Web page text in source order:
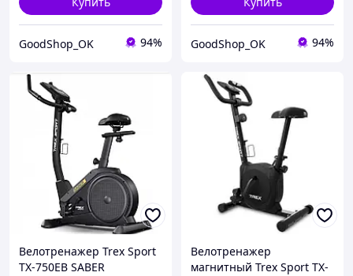
GoodShop_OK 94% GoodShop_OK 94%
Велотренажер Trex Sport
TX-750EB SABER
Велотренажер
магнитный Trex Sport TX-